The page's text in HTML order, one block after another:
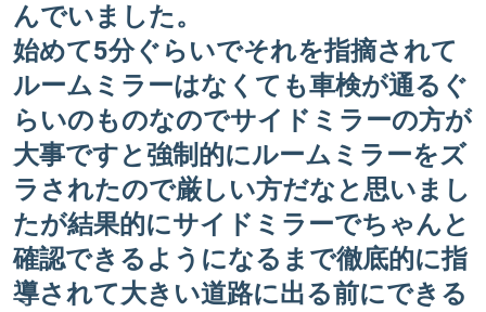
んでいました。
始めて5分ぐらいでそれを指摘されて
ルームミラーはなくても車検が通るぐ
らいのものなのでサイドミラーの方が
大事ですと強制的にルームミラーをズ
ラされたので厳しい方だなと思いまし
たが結果的にサイドミラーでちゃんと
確認できるようになるまで徹底的に指
導されて大きい道路に出る前にできる